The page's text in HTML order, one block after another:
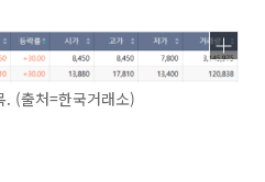
(출처=한국거래소)